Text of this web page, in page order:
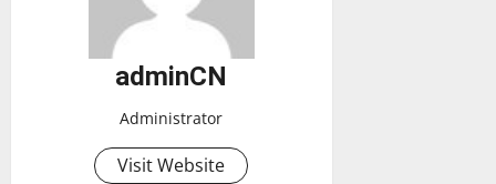
adminCN
Administrator
Visit Website